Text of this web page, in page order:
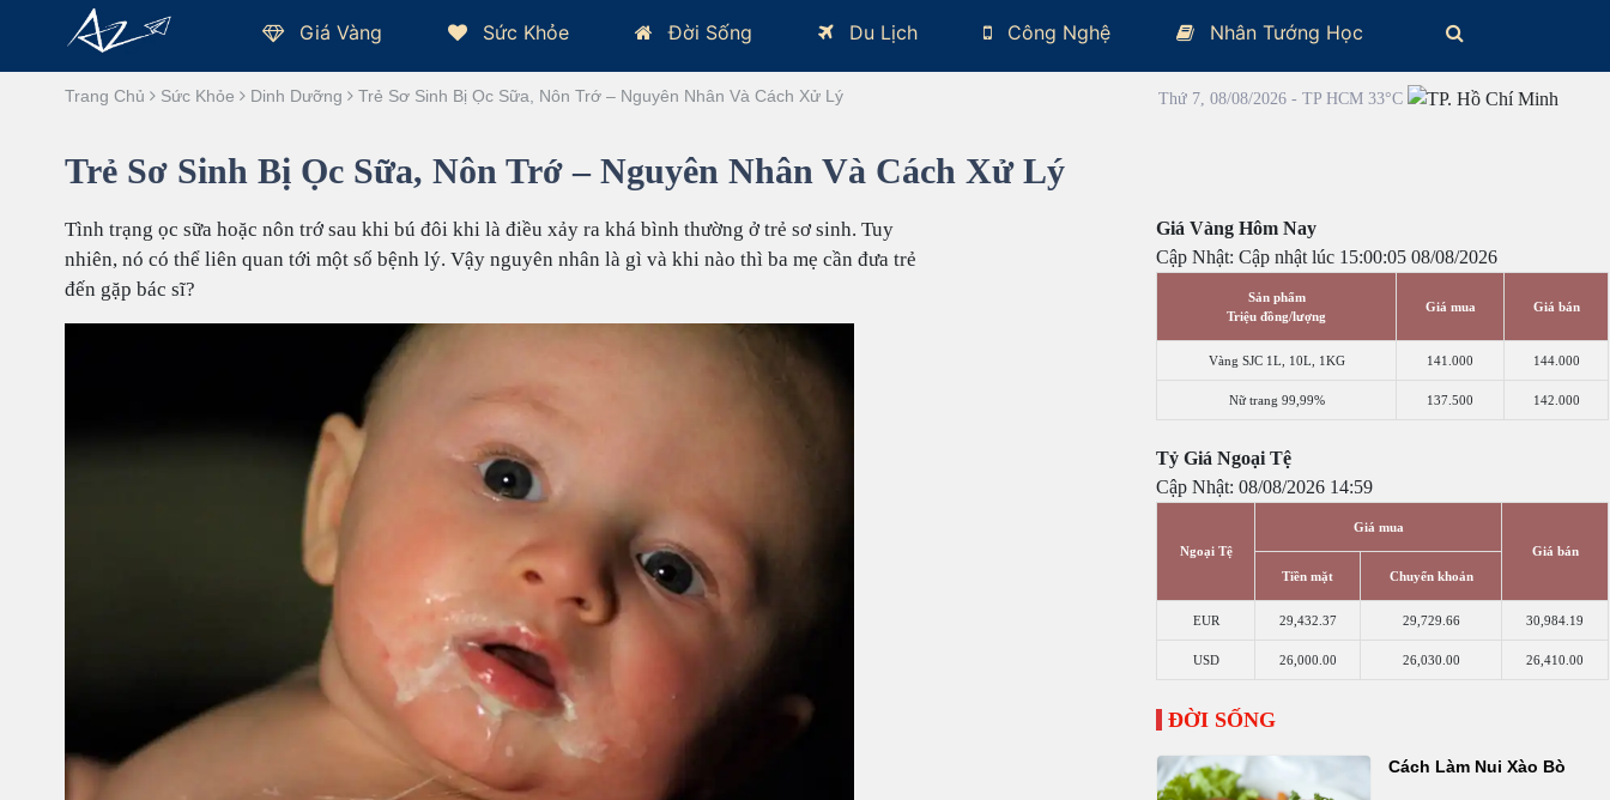
Giá Vàng Sức Khỏe Đời Sống Du Lịch Công Nghệ Nhân Tướng Học
Trang Chủ Sức Khỏe Dinh Dưỡng Trẻ Sơ Sinh Bị Ọc Sữa, Nôn Trớ – Nguyên Nhân Và Cách Xử Lý Thứ 7, 08/08/2026 - TP HCM 33°C
Trẻ Sơ Sinh Bị Ọc Sữa, Nôn Trớ – Nguyên Nhân Và Cách Xử Lý
Tình trạng ọc sữa hoặc nôn trớ sau khi bú đôi khi là điều xảy ra khá bình thường ở trẻ sơ sinh. Tuy
nhiên, nó có thể liên quan tới một số bệnh lý. Vậy nguyên nhân là gì và khi nào thì ba mẹ cần đưa trẻ
đến gặp bác sĩ?
Giá Vàng Hôm Nay
Cập Nhật: Cập nhật lúc 15:00:05 08/08/2026
Sản phẩm
Triệu đồng/lượng
Giá mua Giá bán
Vàng SJC 1L, 10L, 1KG 141.000 144.000
Nữ trang 99,99% 137.500 142.000
Tỷ Giá Ngoại Tệ
Cập Nhật: 08/08/2026 14:59
Ngoại Tệ
Giá mua
Giá bán
Tiền mặt
Chuyển khoản
EUR 29,432.37 29,729.66 30,984.19
USD 26,000.00 26,030.00 26,410.00
ĐỜI SỐNG
Cách Làm Nui Xào Bò